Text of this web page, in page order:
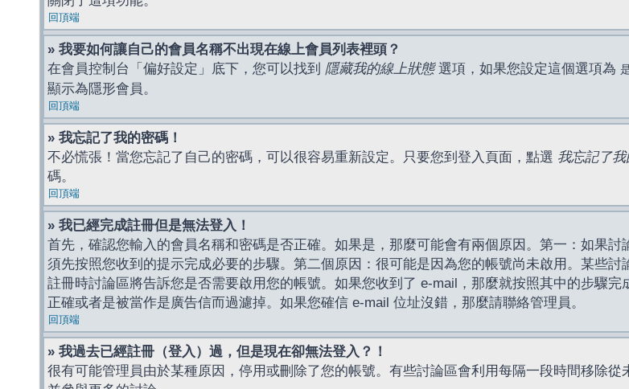
回頂端
» 我要如何讓自己的會員名稱不出現在線上會員列表裡頭？
在會員控制台「偏好設定」底下，您可以找到 隱藏我的線上狀態選項，如果您設定這個選項為
顯示為隱形會員。
回頂端
» 我忘記了我的密碼！
不必慌張！當您忘記了自己的密碼，可以很容易重新設定。只要您到登入頁面，點選 我忘記了
碼。
回頂端
» 我已經完成註冊但是無法登入！
首先，確認您輸入的會員名稱和密碼是否正確。如果是，那麼可能會有兩個原因。第一：如果
須先按照您收到的提示完成必要的步驟。第二個原因：很可能是因為您的帳號尚未啟用。某些
註冊時討論區將告訴您是否需要啟用您的帳號。如果您收到了 e-mail，那麼就按照其中的步驟
正確或者是被當作是廣告信而過濾掉。如果您確信 e-mail 位址沒錯，那麼請聯絡管理員。
回頂端
» 我過去已經註冊（登入）過，但是現在卻無法登入？！
很有可能管理員由於某種原因，停用或刪除了您的帳號。有些討論區會利用每隔一段時間移除